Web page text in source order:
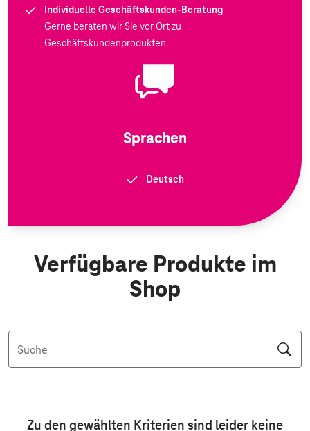
Individuelle Geschäftskunden-Beratung
Gerne beraten wir Sie vor Ort zu
Geschäftskundenprodukten
Sprachen
Deutsch
Verfügbare Produkte im
Shop
Suche
Zu den gewählten Kriterien sind leider keine